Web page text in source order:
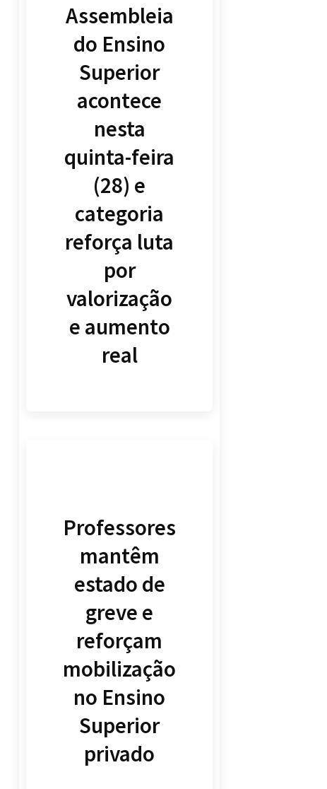
Assembleia
do Ensino
Superior
acontece
nesta
quinta-feira
(28) e
categoria
reforça luta
por
valorização
e aumento
real
Professores
mantêm
estado de
greve e
reforçam
mobilização
no Ensino
Superior
privado